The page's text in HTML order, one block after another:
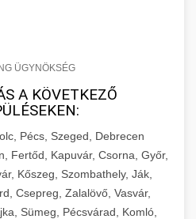
ÜGYNÖKSÉG
A KÖVETKEZŐ
Pécs, Szeged, Debrecen
Fertőd, Kapuvár, Csorna, Győr,
Kőszeg, Szombathely, Ják,
Csepreg, Zalalövő, Vasvár,
Sümeg, Pécsvárad, Komló,